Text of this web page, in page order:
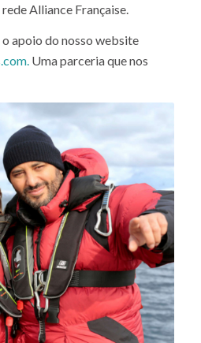
Alliance Française.
apoio do nosso website
Uma parceria que nos